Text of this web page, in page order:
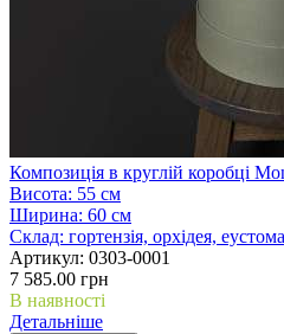
Композиція в круглій коробці
Висота: 55 см
Ширина: 60 см
Склад: гортензія, орхідея,
Артикул: 0303-0001
7 585.00 грн
В наявності
Детальніше